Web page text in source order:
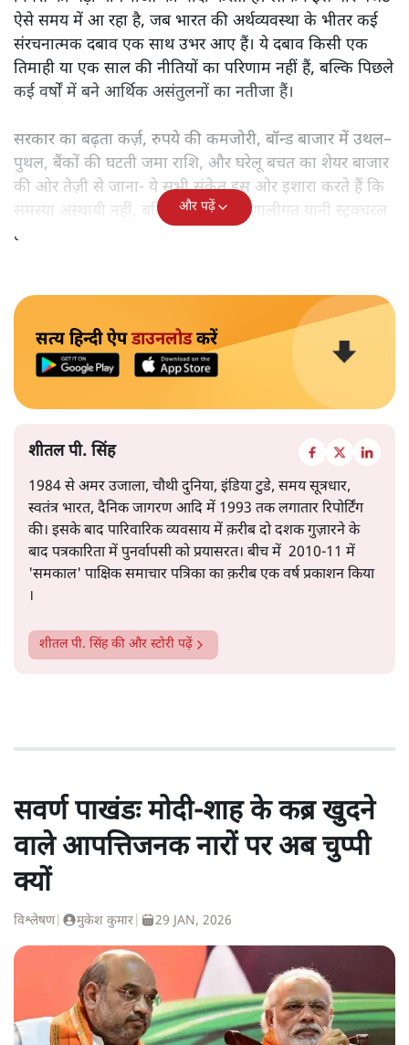
ऐसे समय में आ रहा है, जब भारत की अर्थव्यवस्था के भीतर कई
संरचनात्मक दबाव एक साथ उभर आए हैं। ये दबाव किसी एक
तिमाही या एक साल की नीतियों का परिणाम नहीं हैं, बल्कि पिछले
कई वर्षों में बने आर्थिक असंतुलनों का नतीजा हैं।
सरकार का बढ़ता कर्ज़, रुपये की कमजोरी, बॉन्ड बाजार में उथल–
पुथल, बैंकों की घटती जमा राशि, और घरेलू बचत का शेयर बाजार
की ओर तेज़ी से जाना- ये सभी संकेत इस ओर इशारा करते हैं कि
समस्या अस्थायी नहीं, बल्कि गहरी और प्रणालीगत यानी स्ट्रक्चरल
है।
और पढ़ें
सत्य हिन्दी ऐपडाउनलोडकरें
शीतल पी. सिंह
1984 से अमर उजाला, चौथी दुनिया, इंडिया टुडे, समय सूत्रधार,
स्वतंत्र भारत, दैनिक जागरण आदि में 1993 तक लगातार रिपोर्टिंग
की। इसके बाद पारिवारिक व्यवसाय में क़रीब दो दशक गुज़ारने के
बाद पत्रकारिता में पुनर्वापसी को प्रयासरत। बीच में 2010-11 में
'समकाल' पाक्षिक समाचार पत्रिका का क़रीब एक वर्ष प्रकाशन किया
।
शीतल पी. सिंहकी और स्टोरी पढ़ें
सवर्ण पाखंडः मोदी-शाह के कब्र खुदने
वाले आपत्तिजनक नारों पर अब चुप्पी
क्यों
विश्लेषण| मुकेश कुमार 29 JAN, 2026